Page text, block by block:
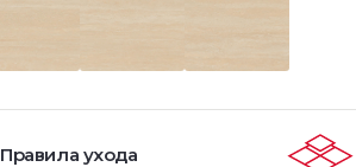
Правила ухода